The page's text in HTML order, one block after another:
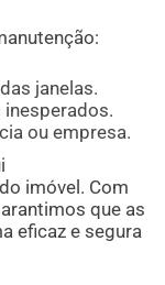
janelas.
ou empresa.
imóvel. Com
que as
eficaz e segura